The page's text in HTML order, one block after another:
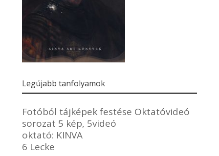
Legújabb tanfolyamok
Fotóból tájképek festése Oktatóvideó
sorozat 5 kép, 5videó
oktató: KINVA
6 Lecke